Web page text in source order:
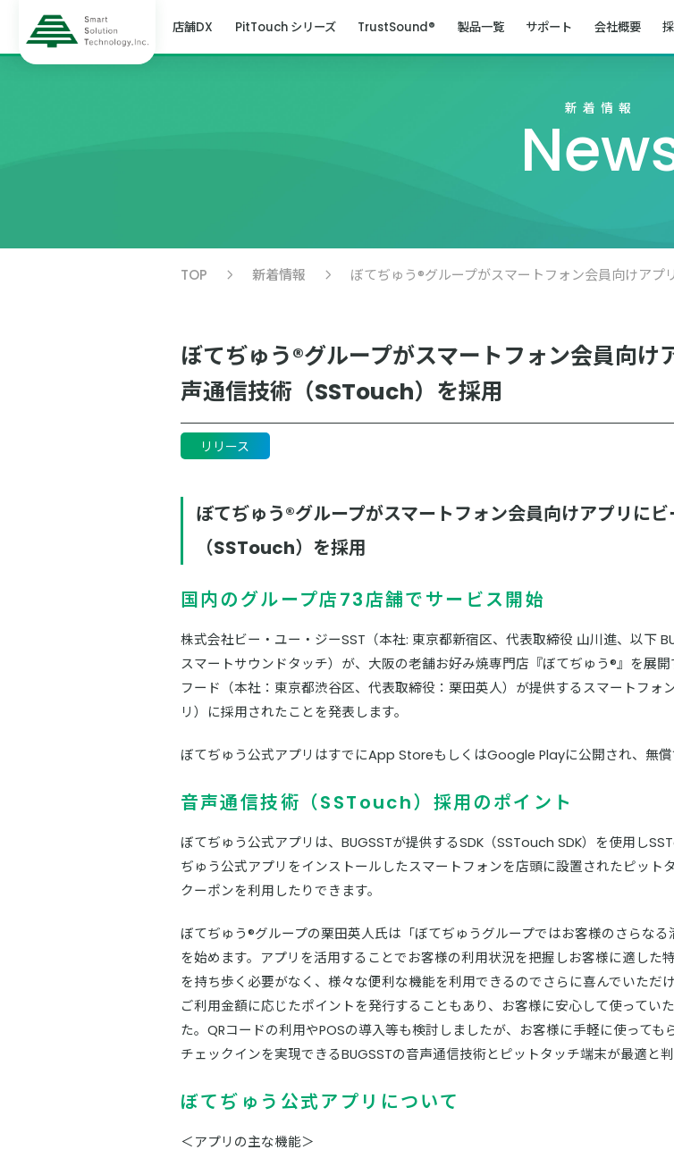
店舗DX PitTouch シリーズ TrustSound® 製品一覧 サポート 会社概要
新着情報
TOP 新着情報
ぼてぢゅう®グループがスマートフォン会員向け
声通信技術（SSTouch）を採用
リリース
ぼてぢゅう®グループがスマートフォン会員向けアプリに
（SSTouch）を採用
国内のグループ店73店舗でサービス開始
株式会社ビー・ユー・ジーSST（本社: 東京都新宿区、代表取締役 山川進、以下
スマートサウンドタッチ）が、大阪の老舗お好み焼専門店『ぼてぢゅう®』を展
フード（本社：東京都渋谷区、代表取締役：栗田英人）が提供するスマートフ
リ）に採用されたことを発表します。
ぼてぢゅう公式アプリはすでにApp StoreもしくはGoogle Playに公開され、無償
音声通信技術（SSTouch）採用のポイント
ぼてぢゅう公式アプリは、BUGSSTが提供するSDK（SSTouch SDK）を使用し
ぢゅう公式アプリをインストールしたスマートフォンを店頭に設置されたピット
クーポンを利用したりできます。
ぼてぢゅう®グループの栗田英人氏は「ぼてぢゅうグループではお客様のさらな
を始めます。アプリを活用することでお客様の利用状況を把握しお客様に適した
を持ち歩く必要がなく、様々な便利な機能を利用できるのでさらに喜んでいただ
ご利用金額に応じたポイントを発行することもあり、お客様に安心して使ってい
た。QRコードの利用やPOSの導入等も検討しましたが、お客様に手軽に使って
チェックインを実現できるBUGSSTの音声通信技術とピットタッチ端末が最適と
ぼてぢゅう公式アプリについて
＜アプリの主な機能＞